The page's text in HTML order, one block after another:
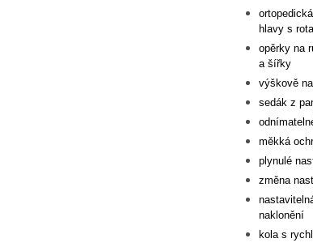
hlavy s
opěrky na
a šířky
výškově
sedák z
měkká
plynulé
změna
naklonění
kola s